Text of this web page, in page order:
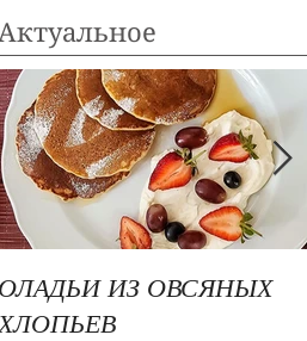
Актуальное
ОЛАДЬИ ИЗ ОВСЯНЫХ